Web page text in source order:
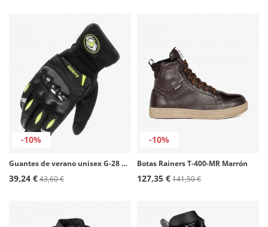
-10%
Guantes de verano unisex G-28 de Rainers en color negro y fluor
39,24 €43,60 €
-10%
Botas Rainers T-400-MR Marrón
127,35 €141,50 €